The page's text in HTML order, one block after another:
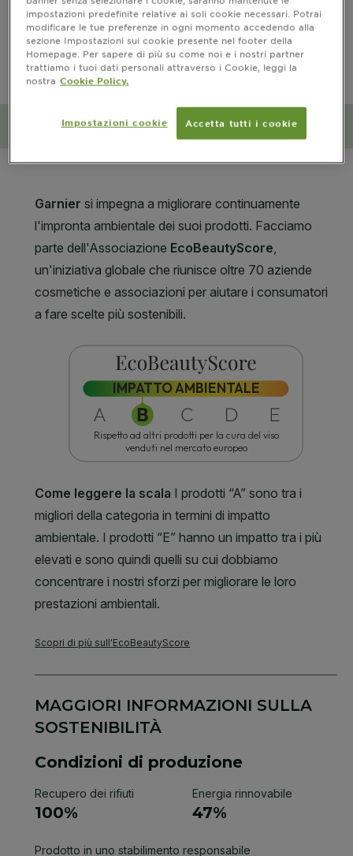
CLOSE SUBPANEL
PRECAUZIONI D’USO
CLOSE SUBPANEL
Impatto ambientale e sociale
CLOSE SUBPANEL
impostazioni predefinite relative ai soli cookie necessari. Potrai
modificare le tue preferenze in ogni momento accedendo alla
sezione Impostazioni sui cookie presente nel footer della
Homepage. Per sapere di più su come noi e i nostri partner
trattiamo i tuoi dati personali attraverso i Cookie, leggi la
nostra Cookie Policy.
Impostazioni cookie Accetta tutti i cookie